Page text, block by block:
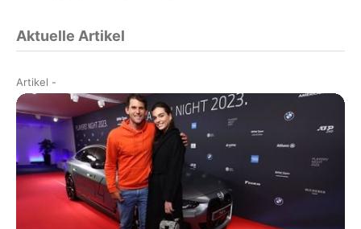
Aktuelle Artikel
Artikel -